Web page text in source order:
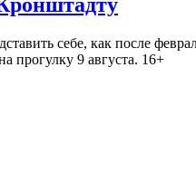
себе, как после
прогулку 9 августа. 16+